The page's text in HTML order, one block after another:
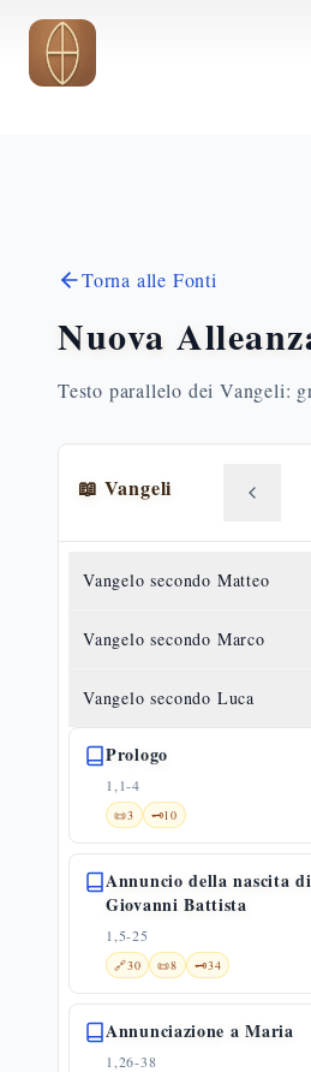
Vai al contenuto principale
Torna alle Fonti
Nuova
Testo parallelo dei Vangeli:
📖 Vangeli
Vangelo secondo Matteo
Vangelo secondo Marco
Vangelo secondo Luca
Prologo
1,1-4
📜3 🗝️10
Annuncio della nascita di
Giovanni Battista
1,5-25
🔗30 📜8 🗝️34
Annunciazione a Maria
1,26-38